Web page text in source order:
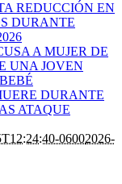
REDUCCIÓN EN
DURANTE
A MUJER DE
UNA JOVEN
DURANTE
ATAQUE
06002026-